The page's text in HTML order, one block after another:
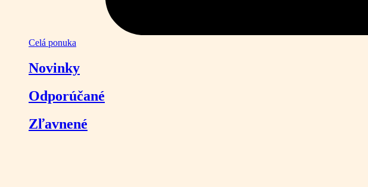
Celá ponuka
Novinky
Odporúčané
Zľavnené